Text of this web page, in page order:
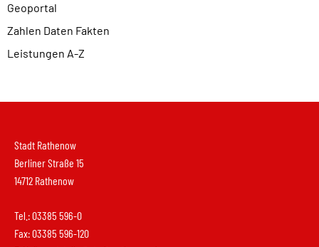
Geoportal
Zahlen Daten Fakten
Leistungen A-Z
Stadt Rathenow
Berliner Straße 15
14712 Rathenow
Tel.: 03385 596-0
Fax: 03385 596-120